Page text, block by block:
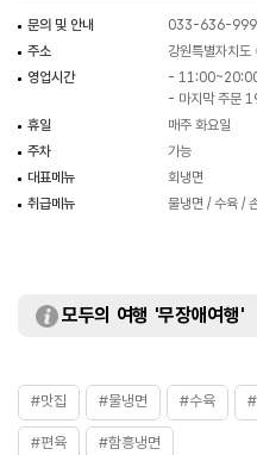
문의 및 안내
033-636-
주소
강원특별자치
영업시간
-
- 마지막 주문
휴일
매주 화요일
주차
가능
대표메뉴
회냉면
취급메뉴
물냉면 / 수육 /
모두의 여행 '무장애여행'
#맛집 #물냉면 #수육
#편육 #함흥냉면